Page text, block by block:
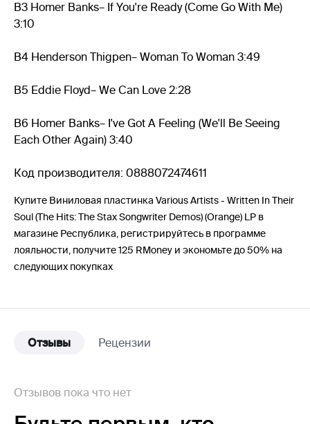
B3 Homer Banks– If You're Ready (Come Go With Me)
3:10
B4 Henderson Thigpen– Woman To Woman 3:49
B5 Eddie Floyd– We Can Love 2:28
B6 Homer Banks– I've Got A Feeling (We'll Be Seeing
Each Other Again) 3:40
Код производителя: 0888072474611
Купите Виниловая пластинка Various Artists - Written In Their
Soul (The Hits: The Stax Songwriter Demos) (Orange) LP в
магазине Республика, регистрируйтесь в программе
лояльности, получите 125 RMoney и экономьте до 50% на
следующих покупках
Отзывы Рецензии
Отзывов пока что нет